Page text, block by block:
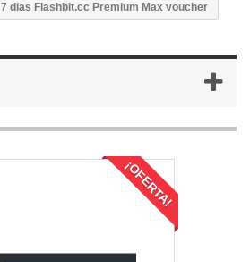
7 dias Flashbit.cc Premium Max voucher
¡OFERTA!